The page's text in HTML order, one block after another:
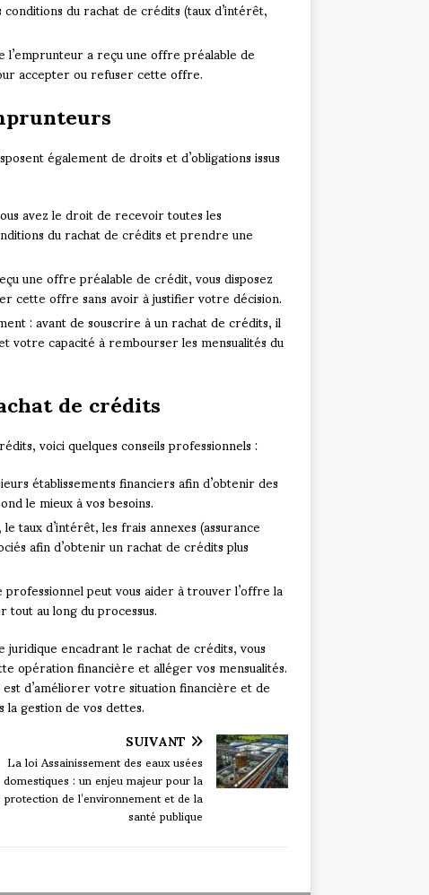
du rachat de crédits (taux d’intérêt,
a reçu une offre préalable de
accepter ou refuser cette offre.
également de droits et d’obligations issus
avez le droit de recevoir toutes les
du rachat de crédits et prendre une
une offre préalable de crédit, vous disposez
cette offre sans avoir à justifier votre décision.
: avant de souscrire à un rachat de crédits, il
capacité à rembourser les mensualités du
de crédits
voici quelques conseils professionnels :
établissements financiers afin d’obtenir des
le mieux à vos besoins.
taux d’intérêt, les frais annexes (assurance
afin d’obtenir un rachat de crédits plus
peut vous aider à trouver l’offre la
au long du processus.
encadrant le rachat de crédits, vous
opération financière et alléger vos mensualités.
d’améliorer votre situation financière et de
gestion de vos dettes.
SUIVANT
La loi Assainissement des eaux usées
domestiques : un enjeu majeur pour la
protection de l’environnement et de la
santé publique